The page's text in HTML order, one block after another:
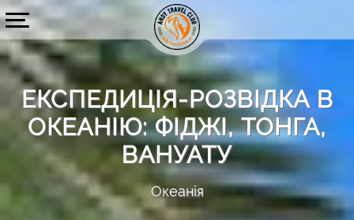
ЕКСПЕДИЦІЯ-РОЗВІДКА В
ОКЕАНІЮ: ФІДЖІ, ТОНГА,
ВАНУАТУ
Океанія